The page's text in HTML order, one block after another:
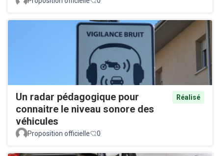
Un radar pédagogique pour
connaitre le niveau sonore des
véhicules
Réalisé
Proposition officielle 0